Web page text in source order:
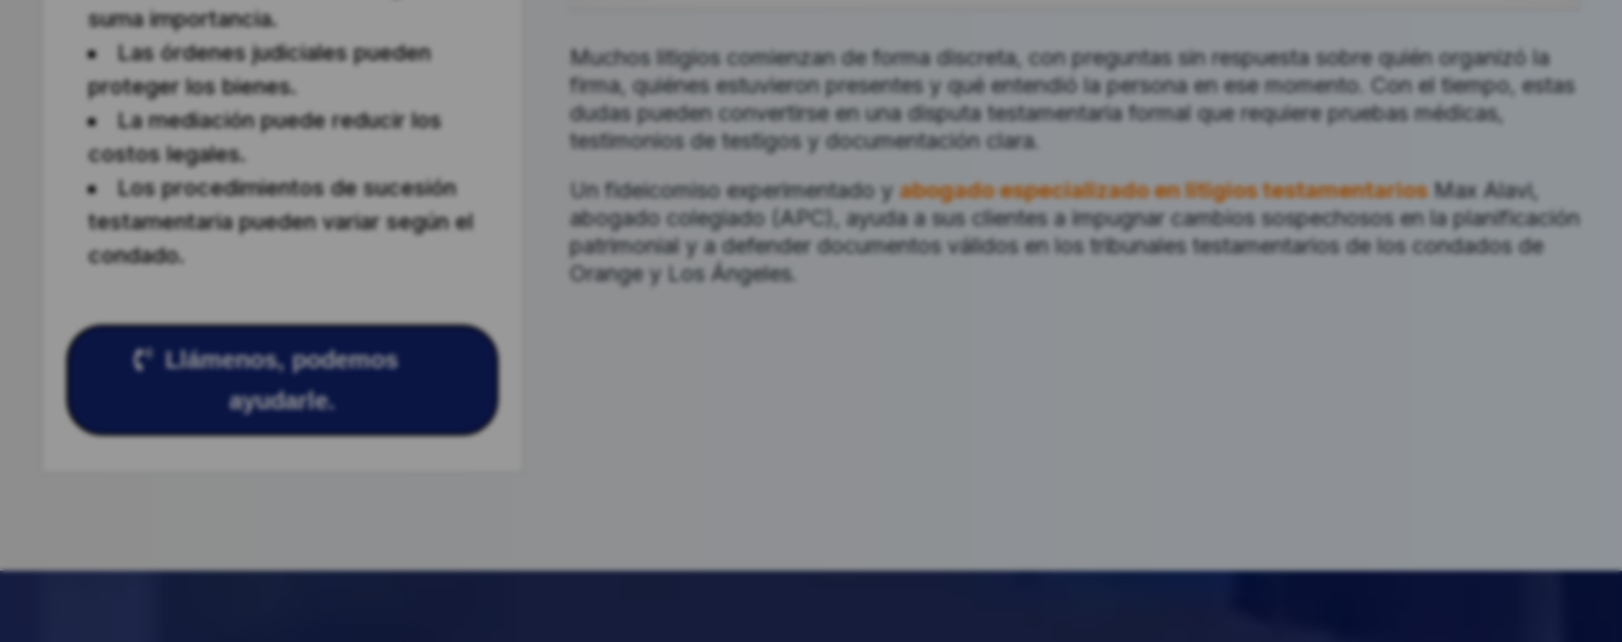
suma importancia.
Las órdenes judiciales pueden
proteger los bienes.
La mediación puede reducir los
costos legales.
Los procedimientos de sucesión
testamentaria pueden variar según el
condado.
Llámenos, podemos
ayudarle.
Muchos litigios comienzan de forma discreta, con preguntas sin respuesta sobre quién organizó la
firma, quiénes estuvieron presentes y qué entendió la persona en ese momento. Con el tiempo, estas
dudas pueden convertirse en una disputa testamentaria formal que requiere pruebas médicas,
testimonios de testigos y documentación clara.
Un fideicomiso experimentado y abogado especializado en litigios testamentariosMax Alavi,
abogado colegiado (APC), ayuda a sus clientes a impugnar cambios sospechosos en la planificación
patrimonial y a defender documentos válidos en los tribunales testamentarios de los condados de
Orange y Los Ángeles.